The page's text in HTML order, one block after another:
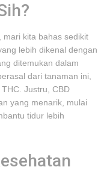
mari kita bahas sedikit
lebih dikenal dengan
ditemukan dalam
dari tanaman ini,
Justru, CBD
yang menarik, mulai
tidur lebih